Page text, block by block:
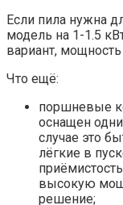
Если пила нужна
модель на 1-1.5
вариант,
Что ещё:
поршневые
оснащен
случае это
лёгкие в
высокую
решение;